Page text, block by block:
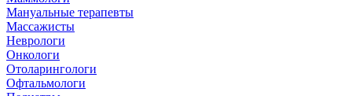
Мануальные терапевты
Массажисты
Неврологи
Онкологи
Отоларингологи
Офтальмологи